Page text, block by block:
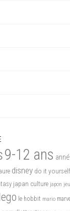
9-12 ans
disney do it yourself
japan culture japon
le hobbit mario